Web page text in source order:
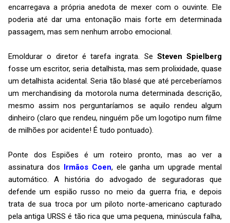
encarregava a própria anedota de mexer com o ouvinte. Ele
poderia até dar uma entonação mais forte em determinada
passagem, mas sem nenhum arrobo emocional.
Emoldurar o diretor é tarefa ingrata. Se Steven Spielberg
fosse um escritor, seria detalhista, mas sem prolixidade, quase
um detalhista acidental. Seria tão blasé que até perceberíamos
um merchandising da motorola numa determinada descrição,
mesmo assim nos perguntaríamos se aquilo rendeu algum
dinheiro (claro que rendeu, ninguém põe um logotipo num filme
de milhões por acidente! É tudo pontuado).
Ponte dos Espiões é um roteiro pronto, mas ao ver a
assinatura dos Irmãos Coen, ele ganha um upgrade mental
automático. A história do advogado de seguradoras que
defende um espião russo no meio da guerra fria, e depois
trata de sua troca por um piloto norte-americano capturado
pela antiga URSS é tão rica que uma pequena, minúscula falha,